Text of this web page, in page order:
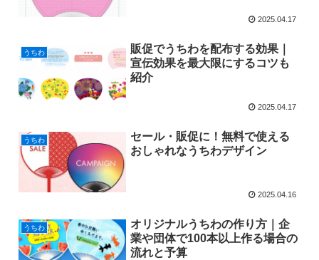
2025.04.17
うちわ
販促でうちわを配布する効果｜
宣伝効果を最大限にするコツも
紹介
2025.04.17
うちわ
セール・販促に！無料で使える
おしゃれなうちわデザイン
2025.04.16
うちわ
オリジナルうちわの作り方｜企
業や団体で100本以上作る場合の
流れと予算